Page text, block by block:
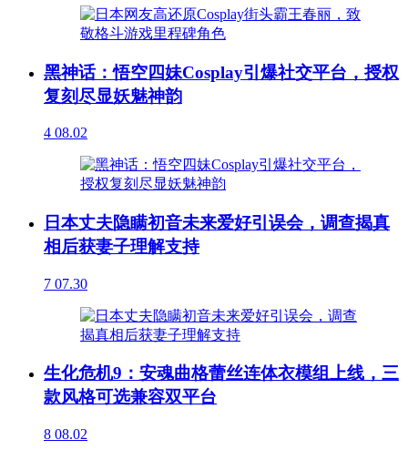
黑神话：悟空四妹Cosplay引爆社交平台，授权
复刻尽显妖魅神韵
4 08.02
日本丈夫隐瞒初音未来爱好引误会，调查揭真
相后获妻子理解支持
7 07.30
生化危机9：安魂曲格蕾丝连体衣模组上线，三
款风格可选兼容双平台
8 08.02